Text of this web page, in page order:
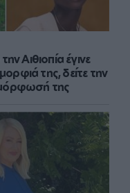
Αιθιοπία έγινε
της, δείτε την
της